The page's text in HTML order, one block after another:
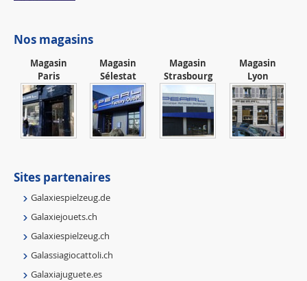
Nos magasins
Magasin
Paris
Magasin
Sélestat
Magasin
Strasbourg
Magasin
Lyon
Sites partenaires
Galaxiespielzeug.de
Galaxiejouets.ch
Galaxiespielzeug.ch
Galassiagiocattoli.ch
Galaxiajuguete.es